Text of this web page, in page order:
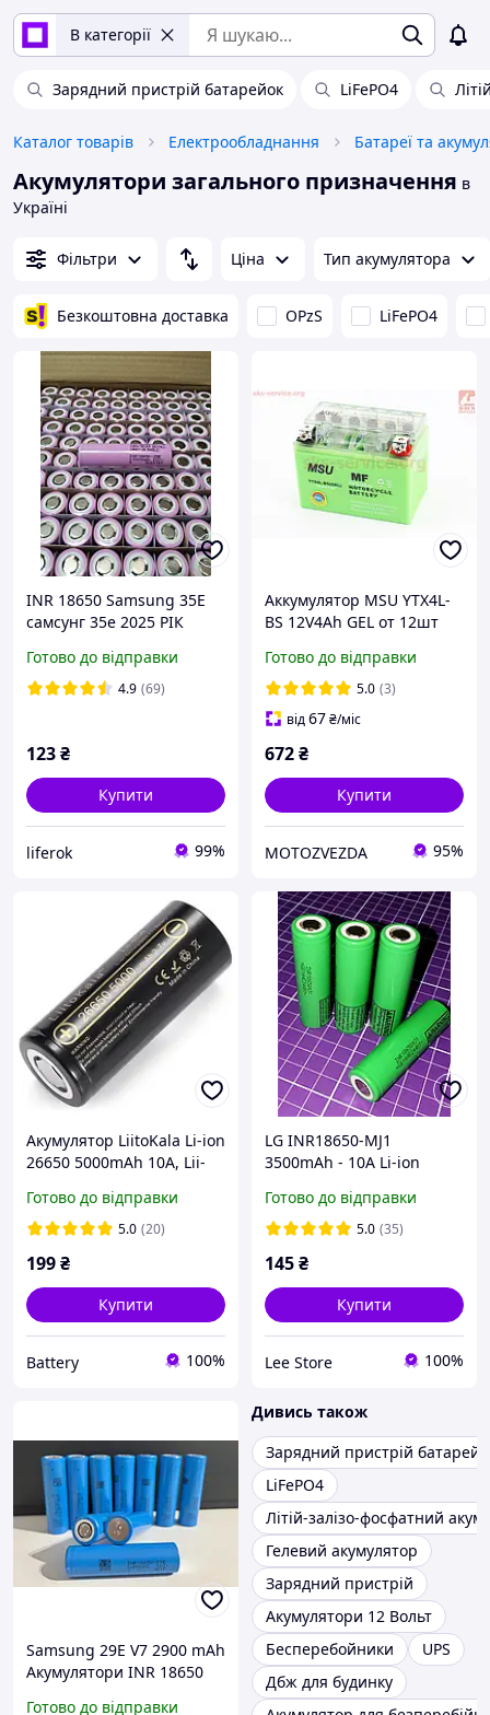
В категорії
Зарядний пристрій батарейок LiFePO4
Каталог товарів Електрообладнання Батареї та
Акумулятори загального призначення в
Україні
Фільтри Ціна Тип акумулятора
Безкоштовна доставка OPzS LiFePO4
INR 18650 Samsung 35E
самсунг 35е 2025 РІК
Готово до відправки
4.9 (69)
123₴
Купити
liferok 99%
Аккумулятор MSU YTX4L-
BS 12V4Ah GEL от 12шт
Готово до відправки
5.0 (3)
від67₴/міс
672₴
Купити
MOTOZVEZDA 95%
Акумулятор LiitoKala Li-ion
26650 5000mAh 10A, Lii-
Готово до відправки
5.0 (20)
199₴
Купити
Battery 100%
LG INR18650-MJ1
3500mAh - 10A Li-ion
Готово до відправки
5.0 (35)
145₴
Купити
Lee Store 100%
Samsung 29E V7 2900 mAh
Акумулятори INR 18650
Готово до відправки
Дивись також
Зарядний пристрій
LiFePO4
Літій-залізо-фосфатний
Гелевий акумулятор
Зарядний пристрій
Акумулятори 12 Вольт
Бесперебойники
UPS
Дбж для будинку